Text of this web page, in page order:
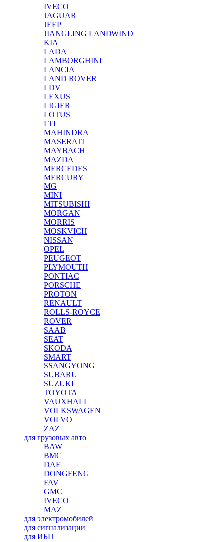
IVECO
JAGUAR
JEEP
JIANGLING LANDWIND
KIA
LADA
LAMBORGHINI
LANCIA
LAND ROVER
LDV
LEXUS
LIGIER
LOTUS
LTI
MAHINDRA
MASERATI
MAYBACH
MAZDA
MERCEDES
MERCURY
MG
MINI
MITSUBISHI
MORGAN
MORRIS
MOSKVICH
NISSAN
OPEL
PEUGEOT
PLYMOUTH
PONTIAC
PORSCHE
PROTON
RENAULT
ROLLS-ROYCE
ROVER
SAAB
SEAT
SKODA
SMART
SSANGYONG
SUBARU
SUZUKI
TOYOTA
VAUXHALL
VOLKSWAGEN
VOLVO
ZAZ
для грузовых авто
BAW
BMC
DAF
DONGFENG
FAV
GMC
IVECO
MAZ
для электромобилей
для сигнализации
для ИБП